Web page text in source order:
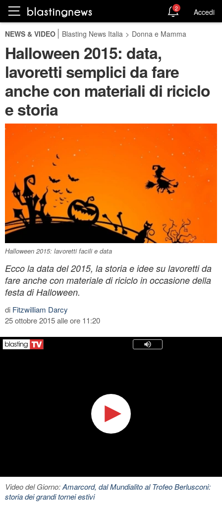
2 Accedi
NEWS & VIDEO Blasting News Italia > Donna e Mamma
Halloween 2015: data,
lavoretti semplici da fare
anche con materiali di riciclo
e storia
Halloween 2015: lavoretti facili e data
Ecco la data del 2015, la storia e idee su lavoretti da
fare anche con materiale di riciclo in occasione della
festa di Halloween.
di Fitzwilliam Darcy
25 ottobre 2015 alle ore 11:20
Video del Giorno:Amarcord, dal Mundialito al Trofeo Berlusconi:
storia dei grandi tornei estivi